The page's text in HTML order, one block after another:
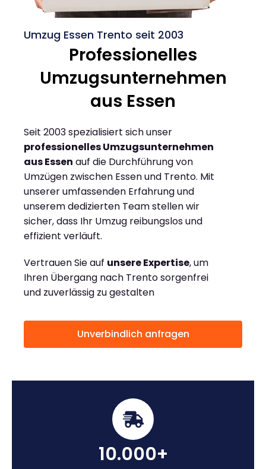
Umzug Essen Trento seit 2003
Professionelles
Umzugsunternehmen
aus Essen
Seit 2003 spezialisiert sich unser
professionelles Umzugsunternehmen
aus Essen auf die Durchführung von
Umzügen zwischen Essen und Trento. Mit
unserer umfassenden Erfahrung und
unserem dedizierten Team stellen wir
sicher, dass Ihr Umzug reibungslos und
effizient verläuft.
Vertrauen Sie auf unsere Expertise, um
Ihren Übergang nach Trento sorgenfrei
und zuverlässig zu gestalten
Unverbindlich anfragen
10.000+